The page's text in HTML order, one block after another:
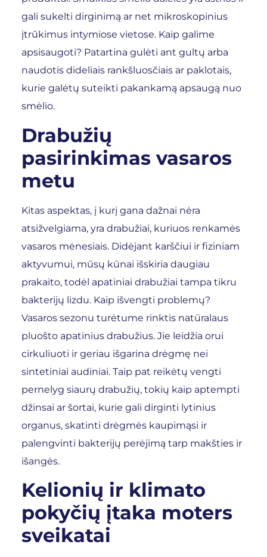
gali sukelti dirginimą ar net mikroskopinius
įtrūkimus intymiose vietose. Kaip galime
apsisaugoti? Patartina gulėti ant gultų arba
naudotis dideliais rankšluosčiais ar paklotais,
kurie galėtų suteikti pakankamą apsaugą nuo
smėlio.
Drabužių
pasirinkimas vasaros
metu
Kitas aspektas, į kurį gana dažnai nėra
atsižvelgiama, yra drabužiai, kuriuos renkamės
vasaros mėnesiais. Didėjant karščiui ir fiziniam
aktyvumui, mūsų kūnai išskiria daugiau
prakaito, todėl apatiniai drabužiai tampa tikru
bakterijų lizdu. Kaip išvengti problemų?
Vasaros sezonu turėtume rinktis natūralaus
pluošto apatinius drabužius. Jie leidžia orui
cirkuliuoti ir geriau išgarina drėgmę nei
sintetiniai audiniai. Taip pat reikėtų vengti
pernelyg siaurų drabužių, tokių kaip aptempti
džinsai ar šortai, kurie gali dirginti lytinius
organus, skatinti drėgmės kaupimąsi ir
palengvinti bakterijų perėjimą tarp makšties ir
išangės.
Kelionių ir klimato
pokyčių įtaka moters
sveikatai